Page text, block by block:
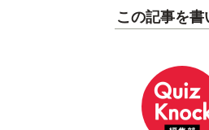
この記事を書